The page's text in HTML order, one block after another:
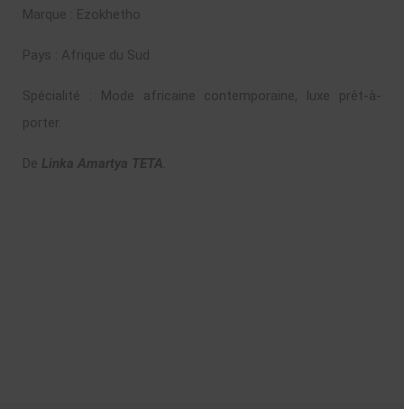
Marque : Ezokhetho
Pays : Afrique du Sud
Spécialité : Mode africaine contemporaine, luxe prêt-à-
porter.
De Linka Amartya TETA